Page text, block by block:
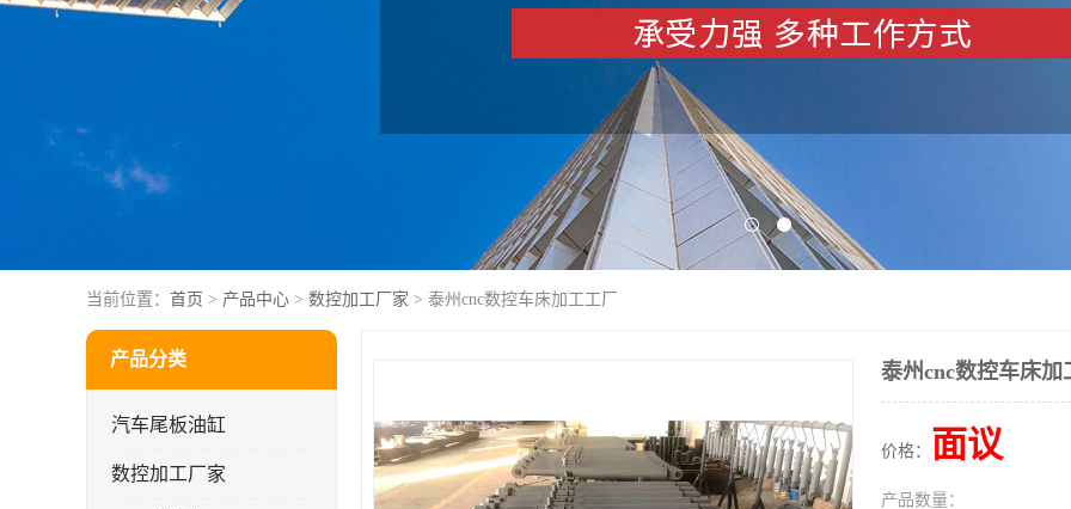
当前位置： 首页 > 产品中心 > 数控加工厂家 > 泰州cnc数控车床加工工厂
产品分类
汽车尾板油缸
数控加工厂家
泰州cnc数控车床加
价格： 面议
产品数量：